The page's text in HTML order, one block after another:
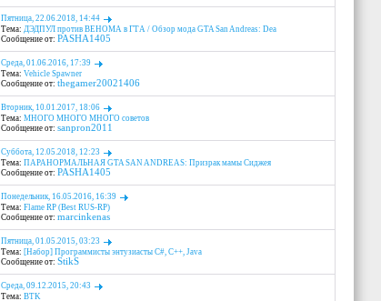
Пятница, 22.06.2018, 14:44
Тема: ДЭДПУЛ против ВЕНОМА в ГТА / Обзор мода GTA San Andreas: Dea
Сообщение от: PASHA1405
Среда, 01.06.2016, 17:39
Тема: Vehicle Spawner
Сообщение от: thegamer20021406
Вторник, 10.01.2017, 18:06
Тема: МНОГО МНОГО МНОГО советов
Сообщение от: sanpron2011
Суббота, 12.05.2018, 12:23
Тема: ПАРАНОРМАЛЬНАЯ GTA SAN ANDREAS: Призрак мамы Сиджея
Сообщение от: PASHA1405
Понедельник, 16.05.2016, 16:39
Тема: Flame RP (Best RUS-RP)
Сообщение от: marcinkenas
Пятница, 01.05.2015, 03:23
Тема: [Набор] Программисты энтузиасты C#, C++, Java
Сообщение от: StikS
Среда, 09.12.2015, 20:43
Тема: BTK